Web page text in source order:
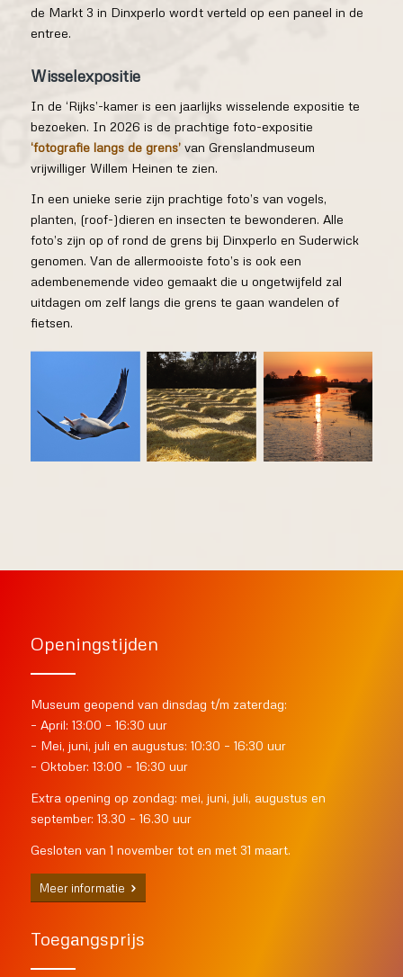
de Markt 3 in Dinxperlo wordt verteld op een paneel in de
entree.
Wisselexpositie
In de ‘Rijks’-kamer is een jaarlijks wisselende expositie te
bezoeken. In 2026 is de prachtige foto-expositie
‘fotografie langs de grens’van Grenslandmuseum
vrijwilliger Willem Heinen te zien.
In een unieke serie zijn prachtige foto’s van vogels,
planten, (roof-)dieren en insecten te bewonderen. Alle
foto’s zijn op of rond de grens bij Dinxperlo en Suderwick
genomen. Van de allermooiste foto’s is ook een
adembenemende video gemaakt die u ongetwijfeld zal
uitdagen om zelf langs die grens te gaan wandelen of
fietsen.
Openingstijden
Museum geopend van dinsdag t/m zaterdag:
– April: 13:00 – 16:30 uur
– Mei, juni, juli en augustus: 10:30 – 16:30 uur
– Oktober: 13:00 – 16:30 uur
Extra opening op zondag: mei, juni, juli, augustus en
september: 13.30 – 16.30 uur
Gesloten van 1 november tot en met 31 maart.
Meer informatie
Toegangsprijs